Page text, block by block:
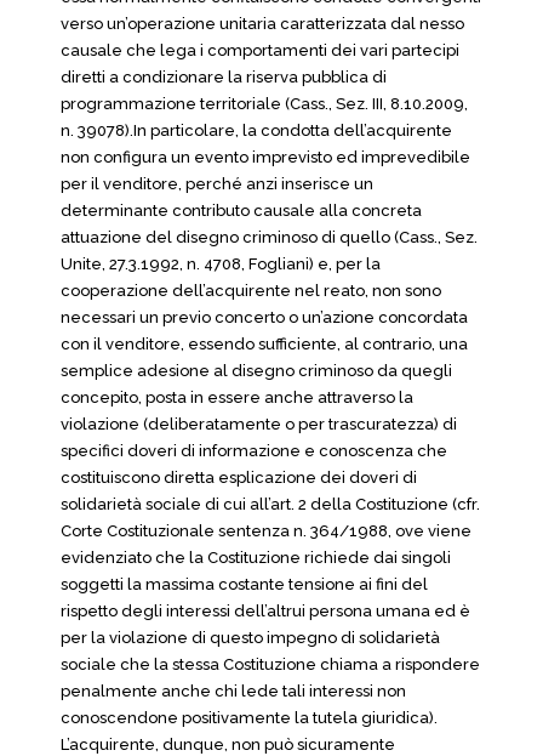
verso un’operazione unitaria caratterizzata dal nesso
causale che lega i comportamenti dei vari partecipi
diretti a condizionare la riserva pubblica di
programmazione territoriale (Cass., Sez. III, 8.10.2009,
n. 39078).In particolare, la condotta dell’acquirente
non configura un evento imprevisto ed imprevedibile
per il venditore, perché anzi inserisce un
determinante contributo causale alla concreta
attuazione del disegno criminoso di quello (Cass., Sez.
Unite, 27.3.1992, n. 4708, Fogliani) e, per la
cooperazione dell’acquirente nel reato, non sono
necessari un previo concerto o un’azione concordata
con il venditore, essendo sufficiente, al contrario, una
semplice adesione al disegno criminoso da quegli
concepito, posta in essere anche attraverso la
violazione (deliberatamente o per trascuratezza) di
specifici doveri di informazione e conoscenza che
costituiscono diretta esplicazione dei doveri di
solidarietà sociale di cui all’art. 2 della Costituzione (cfr.
Corte Costituzionale sentenza n. 364/1988, ove viene
evidenziato che la Costituzione richiede dai singoli
soggetti la massima costante tensione ai fini del
rispetto degli interessi dell’altrui persona umana ed è
per la violazione di questo impegno di solidarietà
sociale che la stessa Costituzione chiama a rispondere
penalmente anche chi lede tali interessi non
conoscendone positivamente la tutela giuridica).
L’acquirente, dunque, non può sicuramente